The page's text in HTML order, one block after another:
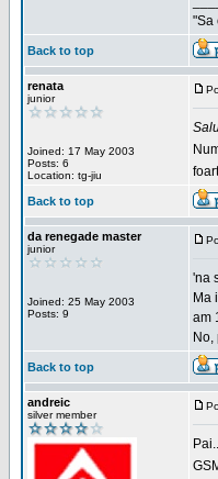
"Sa
Back to top
renata
junior
Joined: 17 May 2003
Posts: 6
Location: tg-jiu
Back to top
da renegade master
junior
Joined: 25 May 2003
Posts: 9
'na
Ma
am
No,
Back to top
andreic
silver member